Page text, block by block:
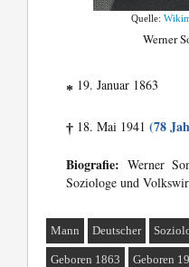
Quelle:
Werner
* 19. Januar 1863
† 18. Mai 1941(78
Biografie: Werner
Soziologe und
Mann Deutscher
Geboren 1863 Geboren